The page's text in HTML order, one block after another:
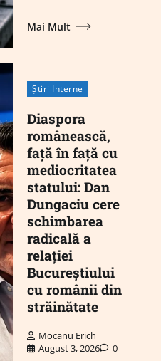
Mai Mult
Știri Interne
Diaspora
românească,
față în față cu
mediocritatea
statului: Dan
Dungaciu cere
schimbarea
radicală a
relației
Bucureștiului
cu românii din
străinătate
Mocanu Erich
August 3, 2026
0